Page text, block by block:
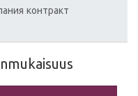
контракт